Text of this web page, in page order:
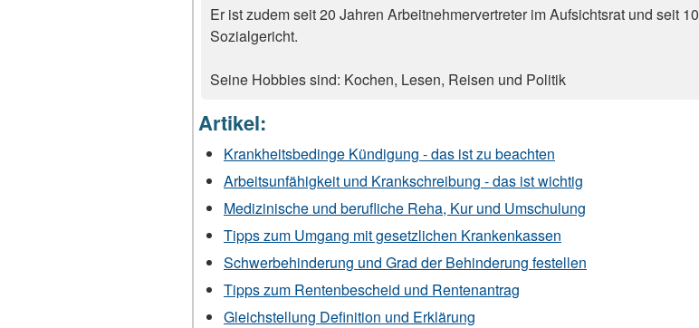
Er ist zudem seit 20 Jahren Arbeitnehmervertreter im Aufsichtsrat und seit
Sozialgericht.
Seine Hobbies sind: Kochen, Lesen, Reisen und Politik
Artikel:
Krankheitsbedinge Kündigung - das ist zu beachten
Arbeitsunfähigkeit und Krankschreibung - das ist wichtig
Medizinische und berufliche Reha, Kur und Umschulung
Tipps zum Umgang mit gesetzlichen Krankenkassen
Schwerbehinderung und Grad der Behinderung festellen
Tipps zum Rentenbescheid und Rentenantrag
Gleichstellung Definition und Erklärung